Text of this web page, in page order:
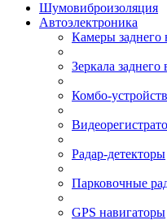
Шумовиброизоляция
Автоэлектроника
Камеры заднего
Зеркала заднего
Комбо-
Радар-детекторы
Парковочные
GPS навигаторы